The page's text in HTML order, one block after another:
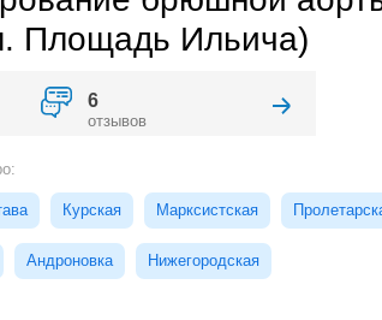
Площадь Ильича)
6
отзывов
Курская Марксистская
Андроновка Нижегородская